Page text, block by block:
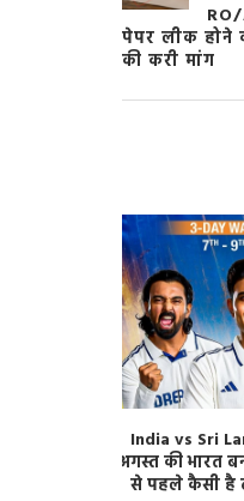
पेपर लीक होने
की करी मांग
India vs Sri
अगस्त की भारत
से पहले कैसी है